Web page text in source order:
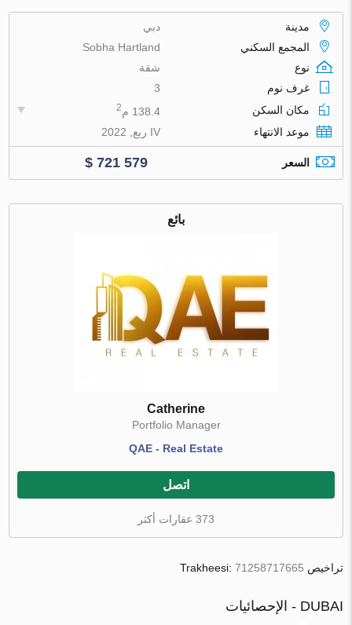
مدينة
دبي
المجمع السكني
Sobha Hartland
نوع
شقة
غرف نوم
3
مكان السكن
138.4 م 2
موعد الانتهاء IV ربع, 2022
السعر $ 721 579
بائع
Catherine
Portfolio Manager
QAE - Real Estate
اتصل
373 عقارات أكثر
تراخيص Trakheesi: 71258717665
DUBAI - الإحصائيات